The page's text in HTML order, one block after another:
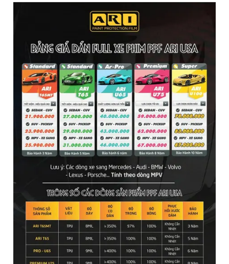
Chi phí dán PPF xe Vinfast VF9 tùy thuộc vào gói sản
phẩm. Dưới đây là bảng giá dán PPF ARI cho xe Vinfast VF9
♻️ Standard T65MT
🔰 23.900.000 💯 3 năm
♻️ Standard T65
🔰 29.000.000 💯 5 năm
♻️ ARI - Pro U65
🔰 43.000.000 💯 6 năm
♻️ ARI Premium U75 🔰 62.000.000 💯 8 năm
♻️ ARI Super U100
🔰 83.000.000 💯 10 năm